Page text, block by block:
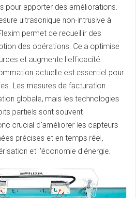
pour apporter des améliorations.
ultrasonique non-intrusive à
permet de recueillir des
des opérations. Cela optimise
et augmente l'efficacité.
actuelle est essentiel pour
Les mesures de facturation
globale, mais les technologies
partiels sont souvent
crucial d'améliorer les capteurs
précises et en temps réel,
et l'économie d'énergie.